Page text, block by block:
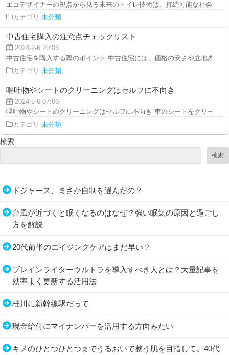
エコデザイナーの視点から見る未来のトイレ技術は、持続可能な社会の実
カテゴリ 未分類
中古住宅購入の注意点チェックリスト
2024-2-6 20:06
中古住宅を購入する際のポイント 中古住宅には、価格の安さや立地条件
カテゴリ 未分類
嘔吐物やシートのクリーニングはセルフに不向き
2024-5-6 07:06
嘔吐物やシートのクリーニングはセルフに不向き 車のシートをクリーニ
カテゴリ 未分類
検索
検索
ドジャース、まさか自制を選んだの？
台風が近づくと眠くなるのはなぜ？強い眠気の原因と過ごし
方を解説
20代前半のエイジングケアはまだ早い？
ブレインライターウルトラを導入すべき人とは？大量記事を
効率よく更新する活用法
桂川に新幹線駅だって
現金給付にマイナンバーを活用する方向みたい
キメのひとつひとつまでうるおいで整う肌を目指して。40代